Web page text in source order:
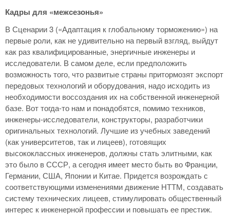
Кадры для «межсезонья»
В Сценарии 3 («Адаптация к глобальному торможению») на
первые роли, как не удивительно на первый взгляд, выйдут
как раз квалифицированные, энергичные инженеры и
исследователи. В самом деле, если предположить
возможность того, что развитые страны притормозят экспорт
передовых технологий и оборудования, надо исходить из
необходимости воссоздания их на собственной инженерной
базе. Вот тогда-то нам и понадобятся, помимо техников,
инженеры-исследователи, конструкторы, разработчики
оригинальных технологий. Лучшие из учебных заведений
(как университетов, так и лицеев), готовящих
высококлассных инженеров, должны стать элитными, как
это было в СССР, а сегодня имеет место быть во Франции,
Германии, США, Японии и Китае. Придется возрождать с
соответствующими изменениями движение НТТМ, создавать
систему технических лицеев, стимулировать общественный
интерес к инженерной профессии и повышать ее престиж.